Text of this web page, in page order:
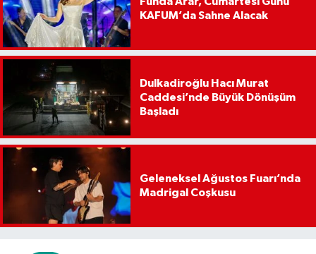
KAFUM’da Sahne Alacak
Dulkadiroğlu Hacı Murat
Caddesi’nde Büyük Dönüşüm
Başladı
Geleneksel Ağustos Fuarı’nda
Madrigal Coşkusu